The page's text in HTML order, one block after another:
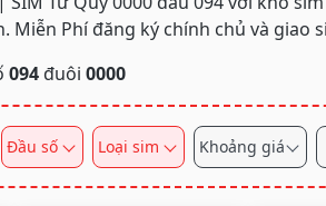
Miễn Phí đăng ký chính chủ và giao
094đuôi 0000
Đầu số Loại sim Khoảng giá